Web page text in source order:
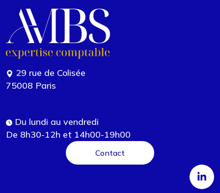
29 rue de Colisée
75008 Paris
Du lundi au vendredi
De 8h30-12h et 14h00-19h00
Contact